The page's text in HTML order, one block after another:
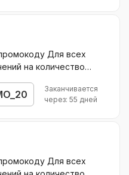
Для всех
на количество
курса Основа ЕГЭ
Заканчивается
через: 55 дней
Для всех